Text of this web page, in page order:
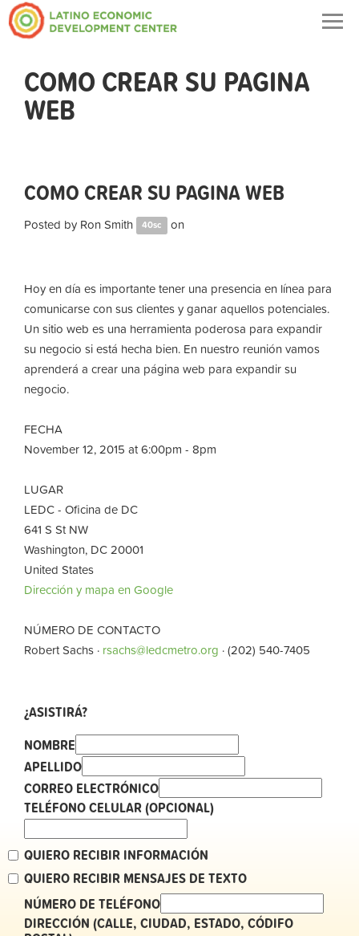
COMO CREAR SU PAGINA
WEB
COMO CREAR SU PAGINA WEB
Posted by Ron Smith 40sc on
Hoy en día es importante tener una presencia en línea para
comunicarse con sus clientes y ganar aquellos potenciales.
Un sitio web es una herramienta poderosa para expandir
su negocio si está hecha bien. En nuestro reunión vamos
aprenderá a crear una página web para expandir su
negocio.
FECHA
November 12, 2015 at 6:00pm - 8pm
LUGAR
LEDC - Oficina de DC
641 S St NW
Washington, DC 20001
United States
Dirección y mapa en Google
NÚMERO DE CONTACTO
Robert Sachs · rsachs@ledcmetro.org · (202) 540-7405
¿ASISTIRÁ?
NOMBRE
APELLIDO
CORREO ELECTRÓNICO
TELÉFONO CELULAR (OPCIONAL)
QUIERO RECIBIR INFORMACIÓN
QUIERO RECIBIR MENSAJES DE TEXTO
NÚMERO DE TELÉFONO
DIRECCIÓN (CALLE, CIUDAD, ESTADO, CÓDIFO